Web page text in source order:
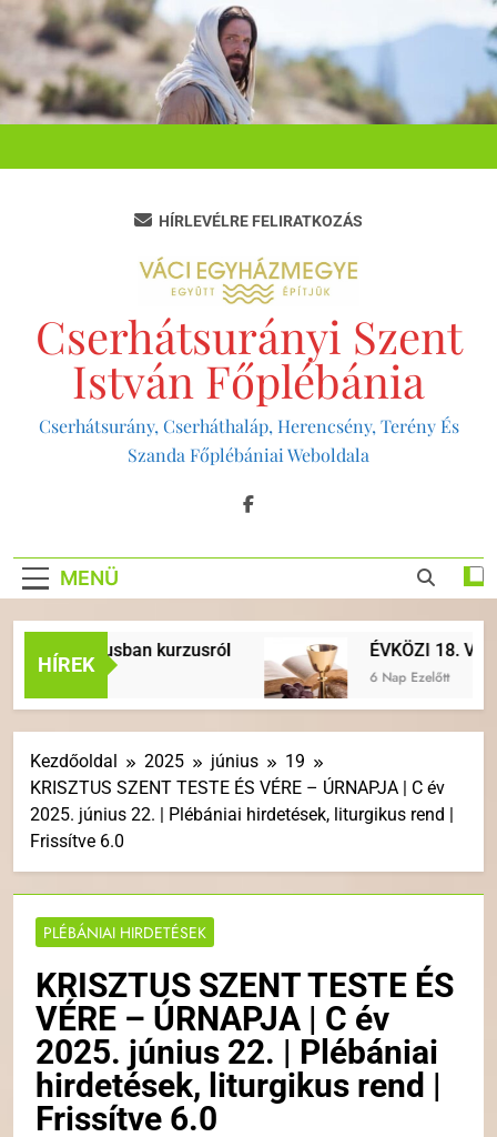
Ugrás
tartalomra
Cserhátsurányi Szent
István Főplébánia
Cserhátsurány, Cserháthaláp, Herencsény, Terény És
Szanda Főplébániai Weboldala
HÍRLEVÉLRE FELIRATKOZÁS
MENÜ
HÍREK
kurzusról ÉVKÖZI 18.
6 Nap Ezelőtt
Kezdőoldal 2025 június
19
KRISZTUS SZENT TESTE ÉS VÉRE – ÚRNAPJA | C év
2025. június 22. | Plébániai hirdetések, liturgikus rend |
Frissítve 6.0
PLÉBÁNIAI HIRDETÉSEK
KRISZTUS SZENT TESTE ÉS
VÉRE – ÚRNAPJA | C év
2025. június 22. | Plébániai
hirdetések, liturgikus rend |
Frissítve 6.0